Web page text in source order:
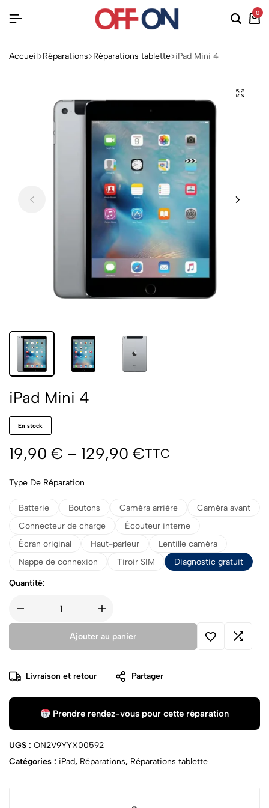
0
Accueil Réparations Réparations tablette iPad Mini 4
iPad Mini 4
En stock
19,90 € – 129,90 €TTC
Type De Réparation
Batterie Boutons Caméra arrière
Caméra avant
Connecteur de charge
Écouteur interne
Écran original
Haut-parleur
Lentille caméra
Nappe de connexion
Tiroir SIM Diagnostic gratuit
Quantité:
Ajouter au panier
Livraison et retour Partager
Prendre rendez-vous pour cette réparation
UGS : ON2V9YYX00592
Catégories : iPad, Réparations, Réparations tablette